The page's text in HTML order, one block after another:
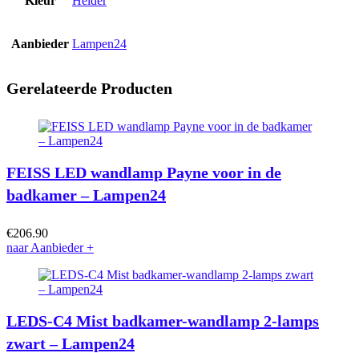
Aanbieder Lampen24
Gerelateerde Producten
FEISS LED wandlamp Payne voor in de
badkamer – Lampen24
€206.90
naar Aanbieder+
LEDS-C4 Mist badkamer-wandlamp 2-lamps
zwart – Lampen24